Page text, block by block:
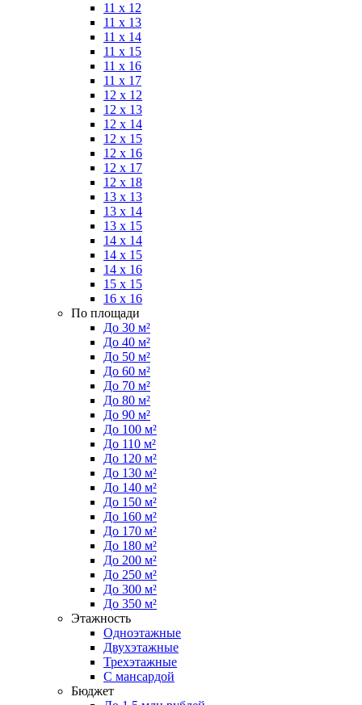
11 x 12
11 x 13
11 x 14
11 x 15
11 x 16
11 x 17
12 x 12
12 x 13
12 x 14
12 x 15
12 x 16
12 x 17
12 x 18
13 x 13
13 x 14
13 x 15
14 x 14
14 x 15
14 x 16
15 x 15
16 x 16
По площади
До 30 м²
До 40 м²
До 50 м²
До 60 м²
До 70 м²
До 80 м²
До 90 м²
До 100 м²
До 110 м²
До 120 м²
До 130 м²
До 140 м²
До 150 м²
До 160 м²
До 170 м²
До 180 м²
До 200 м²
До 250 м²
До 300 м²
До 350 м²
Этажность
Одноэтажные
Двухэтажные
Трехэтажные
С мансардой
Бюджет